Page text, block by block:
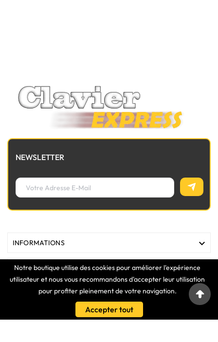
Notre boutique utilise des cookies pour améliorer l'expérience
utilisateur et nous vous recommandons d'accepter leur utilisation
pour profiter pleinement de votre navigation.
Accepter tout
NEWSLETTER
INFORMATIONS 
MAGASIN 

VOTRE COMPTE 